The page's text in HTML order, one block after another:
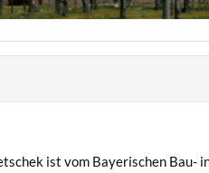
ist vom Bay­erischen Bau-